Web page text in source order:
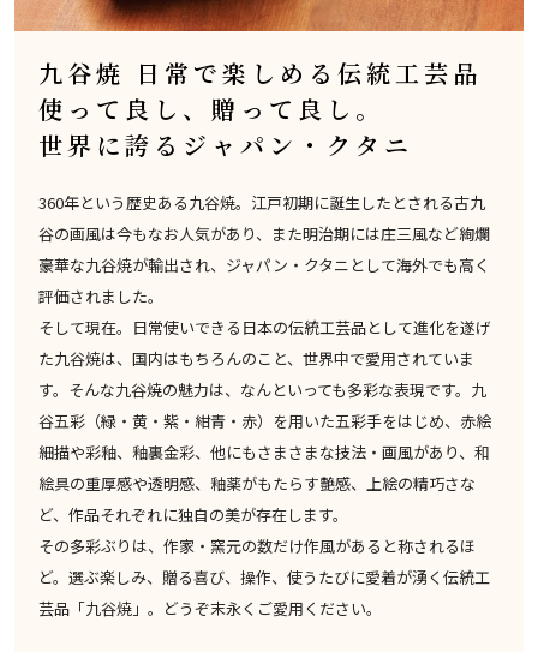
九谷焼 日常で楽しめる伝統工芸品
使って良し、贈って良し。
世界に誇るジャパン・クタニ
360年という歴史ある九谷焼。江戸初期に誕生したとされる古九
谷の画風は今もなお人気があり、また明治期には庄三風など絢爛
豪華な九谷焼が輸出され、ジャパン・クタニとして海外でも高く
評価されました。
そして現在。日常使いできる日本の伝統工芸品として進化を遂げ
た九谷焼は、国内はもちろんのこと、世界中で愛用されていま
す。そんな九谷焼の魅力は、なんといっても多彩な表現です。九
谷五彩（緑・黄・紫・紺青・赤）を用いた五彩手をはじめ、赤絵
細描や彩釉、釉裏金彩、他にもさまさまな技法・画風があり、和
絵具の重厚感や透明感、釉薬がもたらす艶感、上絵の精巧さな
ど、作品それぞれに独自の美が存在します。
その多彩ぶりは、作家・窯元の数だけ作風があると称されるほ
ど。選ぶ楽しみ、贈る喜び、操作、使うたびに愛着が湧く伝統工
芸品「九谷焼」。どうぞ末永くご愛用ください。